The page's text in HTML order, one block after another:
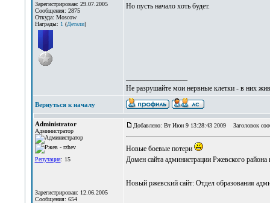
Зарегистрирован: 29.07.2005
Сообщения: 2875
Откуда: Moscow
Награды: 1 (Детали)
Но пусть начало хоть будет.
Не разрушайте мои нервные клетки - в них
Вернуться к началу
Administrator
Администратор
Репутация: 15
Зарегистрирован: 12.06.2005
Сообщения: 654
Добавлено: Вт Июн 9 13:28:43 2009 Заголовок
Новые боевые потери
Домен сайта администрации Ржевского района
Новый ржевский сайт: Отдел образования